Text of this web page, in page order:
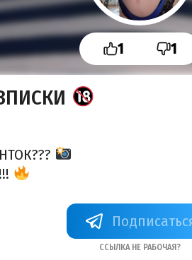
1 1
Ссылка не рабочая?